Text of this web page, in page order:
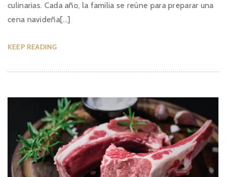
culinarias. Cada año, la familia se reúne para preparar una
cena navideña[...]
KEEP READING